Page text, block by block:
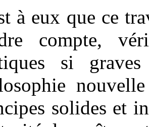
à eux que ce
compte,
si
solides et